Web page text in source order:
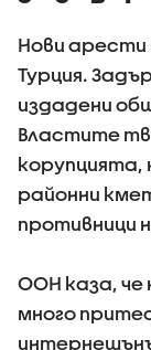
Нови арести
Турция.
издадени
Властите
корупцията,
районни
противници
ООН каза, че
много